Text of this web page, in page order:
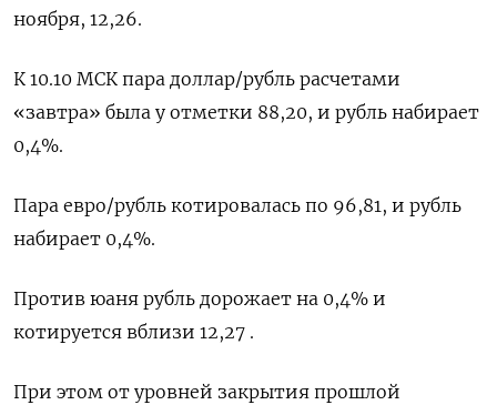
ноября, 12,26.
К 10.10 МСК пара доллар/рубль расчетами
«завтра» была у отметки 88,20, и рубль набирает
0,4%.
Пара евро/рубль котировалась по 96,81, и рубль
набирает 0,4%.
Против юаня рубль дорожает на 0,4% и
котируется вблизи 12,27 .
При этом от уровней закрытия прошлой